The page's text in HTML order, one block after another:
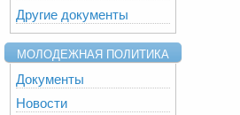
Другие документы
МОЛОДЕЖНАЯ ПОЛИТИКА
Документы
Новости